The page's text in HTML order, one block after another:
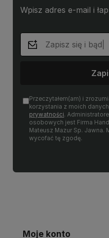
Wpisz adres e-mail i
Przeczytałem(am) i
korzystania z moich
prywatności.
osobowych jest Firma
Mateusz Mazur Sp. Jawna.
wycofać tę zgodę.
Moje konto